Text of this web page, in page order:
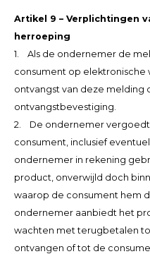
Artikel 9 – Verplichtingen
herroeping
1. Als de ondernemer de
consument op elektronische
ontvangst van deze melding
ontvangstbevestiging.
2. De ondernemer vergoedt
consument, inclusief
ondernemer in rekening
product, onverwijld doch
waarop de consument hem
ondernemer aanbiedt het
wachten met terugbetalen
ontvangen of tot de